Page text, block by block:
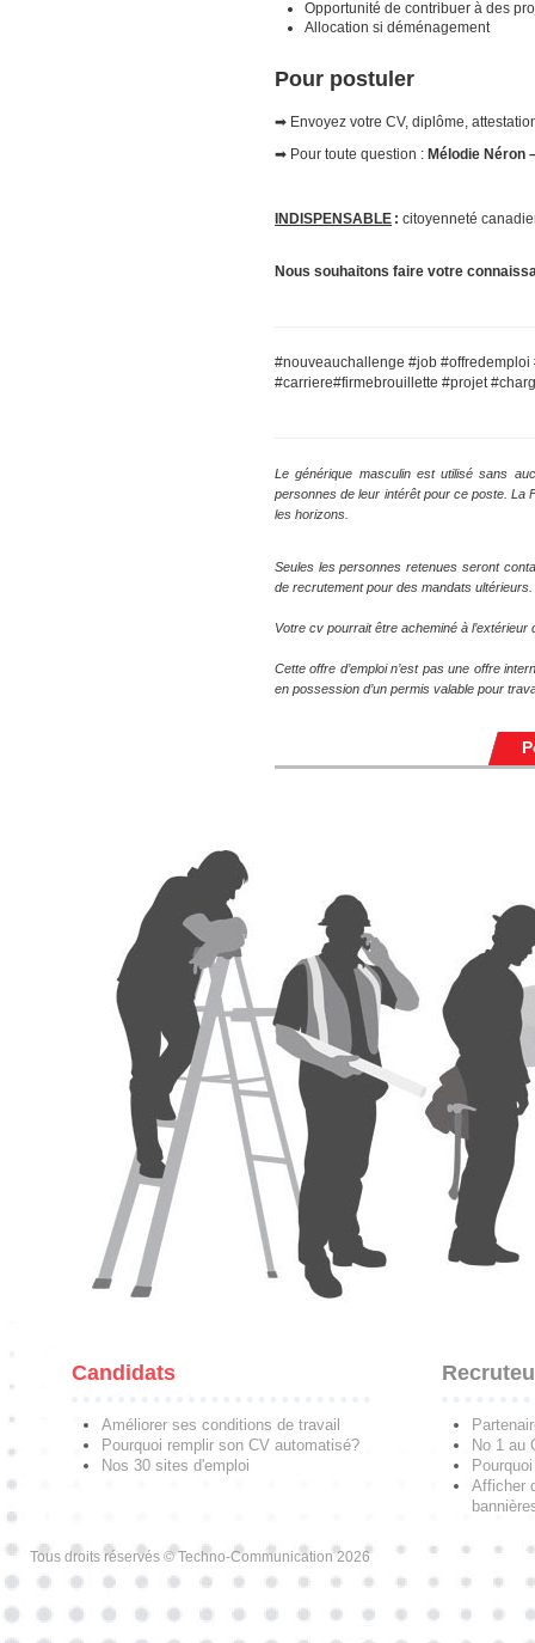
Opportunité de contribuer à des
Allocation si déménagement
Pour postuler
➡ Envoyez votre CV, diplôme,
➡ Pour toute question : Mélodie Néron
INDISPENSABLE : citoyenneté
Nous souhaitons faire votre
#nouveauchallenge #job
#carriere#firmebrouillette #projet
Le générique masculin est utilisé sans
personnes de leur intérêt pour ce poste. La
les horizons.
Seules les personnes retenues seront
de recrutement pour des mandats ultérieurs.
Votre cv pourrait être acheminé à l’extérieur
Cette offre d’emploi n’est pas une offre
en possession d’un permis valable pour
Candidats
Améliorer ses conditions de travail
Pourquoi remplir son CV automatisé?
Nos 30 sites d'emploi
No 1 au
Afficher
Tous droits réservés © Techno-Communication 2026